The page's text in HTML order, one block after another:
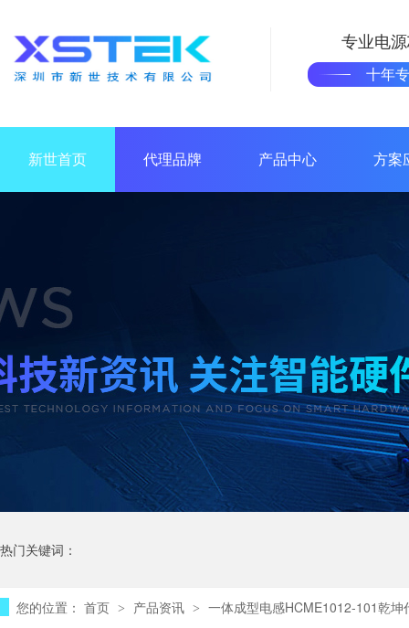
专业电
十年
新世首页 代理品牌 产品中心 方案
热门关键词：
您的位置： 首页 > 产品资讯 > 一体成型电感HCME1012-101乾